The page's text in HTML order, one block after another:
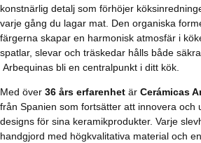
konstnärlig detalj som förhöjer
varje gång du lagar mat. Den organiska
färgerna skapar en harmonisk atmosfär i
spatlar, slevar och träskedar hålls både
Arbequinas bli en centralpunkt i ditt kök.
Med över 36 års erfarenhet är Cerámicas
från Spanien som fortsätter att innovera och
designs för sina keramikprodukter. Varje
handgjord med högkvalitativa material och